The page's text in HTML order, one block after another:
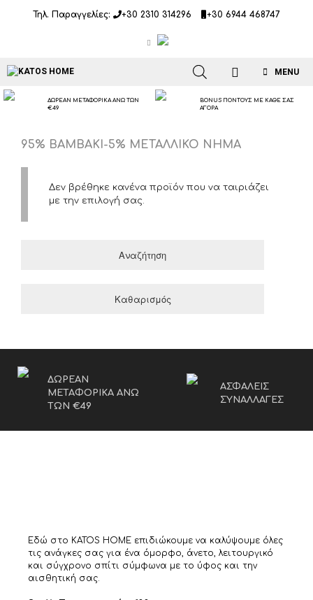
Τηλ. Παραγγελίες: +30 2310 314296 +30 6944 468747
MENU
ΔΩΡΕΑΝ ΜΕΤΑΦΟΡΙΚΑ ΑΝΩ ΤΩΝ
€49
BONUS ΠΟΝΤΟΥΣ ΜΕ ΚΑΘΕ ΣΑΣ
ΑΓΟΡΑ
95% ΒΑΜΒΑΚΙ-5% ΜΕΤΑΛΛΙΚΟ ΝΗΜΑ
Δεν βρέθηκε κανένα προϊόν που να ταιριάζει
με την επιλογή σας.
Αναζήτηση
Καθαρισμός
ΔΩΡΕΑΝ
ΜΕΤΑΦΟΡΙΚΑ ΑΝΩ
ΤΩΝ €49
ΑΣΦΑΛΕΙΣ
ΣΥΝΑΛΛΑΓΕΣ
Εδώ στο KATOS HOME επιδιώκουμε να καλύψουμε όλες
τις ανάγκες σας για ένα όμορφο, άνετο, λειτουργικό
και σύγχρονο σπίτι σύμφωνα με το ύφος και την
αισθητική σας.